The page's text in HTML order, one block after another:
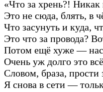
«Что за хрень?! Никак
Это не сюда, блять, в
Что засунуть и куда,
Это что за провода?
Потом ещё хуже —
Очень уж долго это
Словом, браза, прости
Я снова в сети —